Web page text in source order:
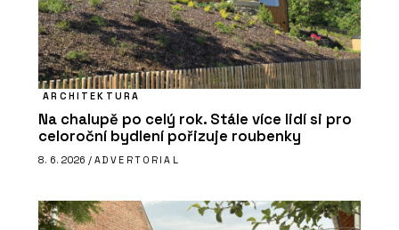
ARCHITEKTURA
Na chalupě po celý rok. Stále více lidí si pro
celoroční bydlení pořizuje roubenky
8. 6. 2026 / ADVERTORIAL